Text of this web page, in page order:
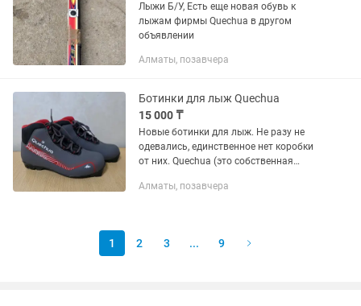
Лыжи Б/У, Есть еще новая обувь к
лыжам фирмы Quechua в другом
объявлении
Алматы, позавчера
Ботинки для лыж Quechua
15 000 ₸
Новые ботинки для лыж. Не разу не
одевались, единственное нет коробки
от них. Quechua (это собственная
беговых лыж (классический стиль),
Алматы, позавчера
1 2 3 ... 9